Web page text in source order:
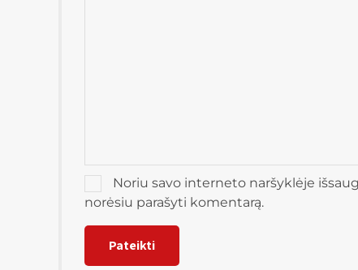
Noriu savo interneto naršyklėje
norėsiu parašyti komentarą.